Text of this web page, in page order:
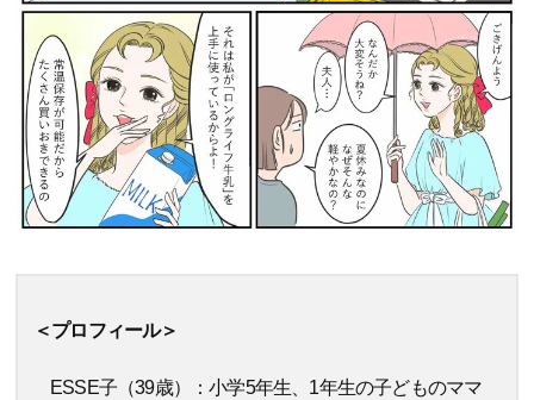
＜プロフィール＞
ESSE子（39歳）：小学5年生、1年生の子どものママ